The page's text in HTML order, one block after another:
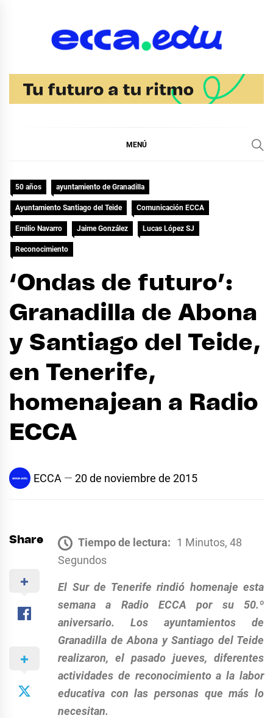
MENÚ
50 años ayuntamiento de Granadilla
Ayuntamiento Santiago del Teide Comunicación ECCA
Emilio Navarro Jaime González Lucas López SJ
Reconocimiento
‘Ondas de futuro’:
Granadilla de Abona
y Santiago del Teide,
en Tenerife,
homenajean a Radio
ECCA
ECCA 20 de noviembre de 2015
Share Tiempo de lectura: 1 Minutos, 48
Segundos
El Sur de Tenerife rindió homenaje esta
semana a Radio ECCA por su 50.º
aniversario. Los ayuntamientos de
Granadilla de Abona y Santiago del Teide
realizaron, el pasado jueves, diferentes
actividades de reconocimiento a la labor
educativa con las personas que más lo
necesitan.